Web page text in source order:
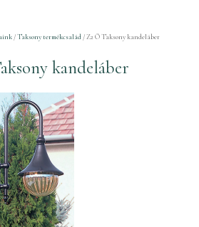
/Taksony termékcsalád / Z2 Ö Taksony kandeláber
kandeláber